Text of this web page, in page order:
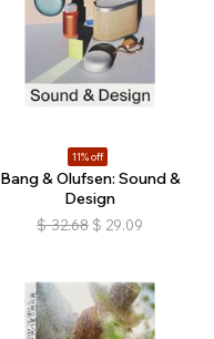
11% off
Bang & Olufsen: Sound &
Design
$ 32.68 $ 29.09